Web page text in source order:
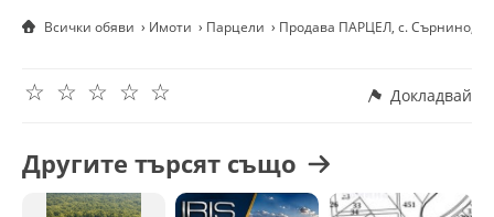
Всички обяви Имоти Парцели Продава ПАРЦЕЛ, с. Сърнино,
☆
☆
☆
☆
☆ Докладвай
Другите търсят също